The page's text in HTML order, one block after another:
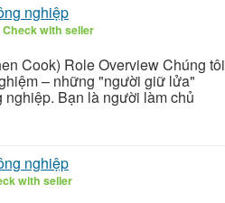
nghiệp
Check with seller
Cook) Role Overview Chúng tôi
– những "người giữ lửa"
Bạn là người làm chủ
nghiệp
with seller